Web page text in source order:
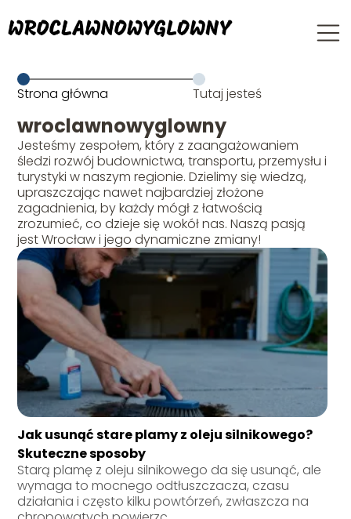
Strona główna Tutaj jesteś
wroclawnowyglowny
Jesteśmy zespołem, który z zaangażowaniem
śledzi rozwój budownictwa, transportu, przemysłu i
turystyki w naszym regionie. Dzielimy się wiedzą,
upraszczając nawet najbardziej złożone
zagadnienia, by każdy mógł z łatwością
zrozumieć, co dzieje się wokół nas. Naszą pasją
jest Wrocław i jego dynamiczne zmiany!
Jak usunąć stare plamy z oleju silnikowego?
Skuteczne sposoby
Starą plamę z oleju silnikowego da się usunąć, ale
wymaga to mocnego odtłuszczacza, czasu
działania i często kilku powtórzeń, zwłaszcza na